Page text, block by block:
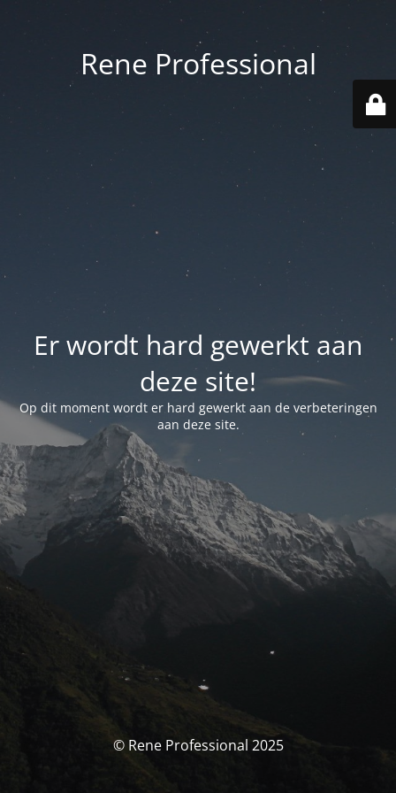
Rene Professional
Er wordt hard gewerkt aan
deze site!
Op dit moment wordt er hard gewerkt aan de verbeteringen
aan deze site.
© Rene Professional 2025